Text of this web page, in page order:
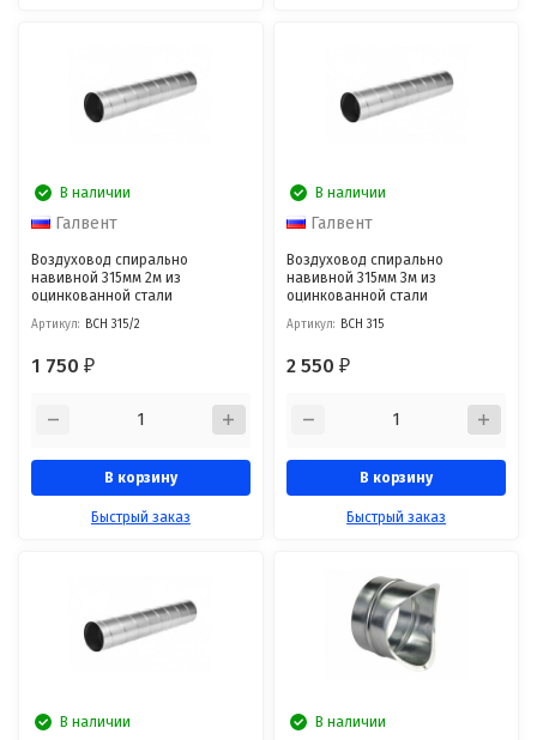
В наличии
Галвент
Воздуховод спирально
навивной 315мм 2м из
оцинкованной стали
Артикул: ВСН 315/2
1 750₽
В корзину
Быстрый заказ
В наличии
Галвент
Воздуховод спирально
навивной 315мм 3м из
оцинкованной стали
Артикул: ВСН 315
2 550₽
В корзину
Быстрый заказ
В наличии В наличии